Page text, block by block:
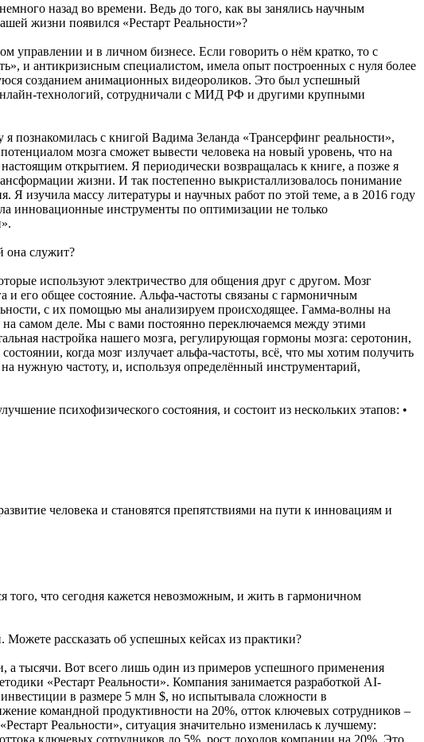
назад во времени. Ведь до того, как вы занялись научным
жизни появился «Рестарт Реальности»?
управлении и в личном бизнесе. Если говорить о нём кратко, то с
и антикризисным специалистом, имела опыт построенных с нуля более
созданием анимационных видеороликов. Это был успешный
технологий, сотрудничали с МИД РФ и другими крупными
познакомилась с книгой Вадима Зеланда «Трансерфинг реальности»,
мозга сможет вывести человека на новый уровень, что на
открытием. Я периодически возвращалась к книге, а позже я
жизни. И так постепенно выкристаллизовалось понимание
изучила массу литературы и научных работ по этой теме, а в 2016 году
инновационные инструменты по оптимизации не только
она служит?
используют электричество для общения друг с другом. Мозг
и его общее состояние. Альфа-частоты связаны с гармоничным
с их помощью мы анализируем происходящее. Гамма-волны на
самом деле. Мы с вами постоянно переключаемся между этими
настройка нашего мозга, регулирующая гормоны мозга: серотонин,
когда мозг излучает альфа-частоты, всё, что мы хотим получить
нужную частоту, и, используя определённый инструментарий,
психофизического состояния, и состоит из нескольких этапов: •
человека и становятся препятствиями на пути к инновациям и
того, что сегодня кажется невозможным, и жить в гармоничном
рассказать об успешных кейсах из практики?
а тысячи. Вот всего лишь один из примеров успешного применения
«Рестарт Реальности». Компания занимается разработкой AI-
в размере 5 млн $, но испытывала сложности в
командной продуктивности на 20%, отток ключевых сотрудников –
Реальности», ситуация значительно изменилась к лучшему:
ключевых сотрудников до 5%, рост доходов компании на 20%. Это